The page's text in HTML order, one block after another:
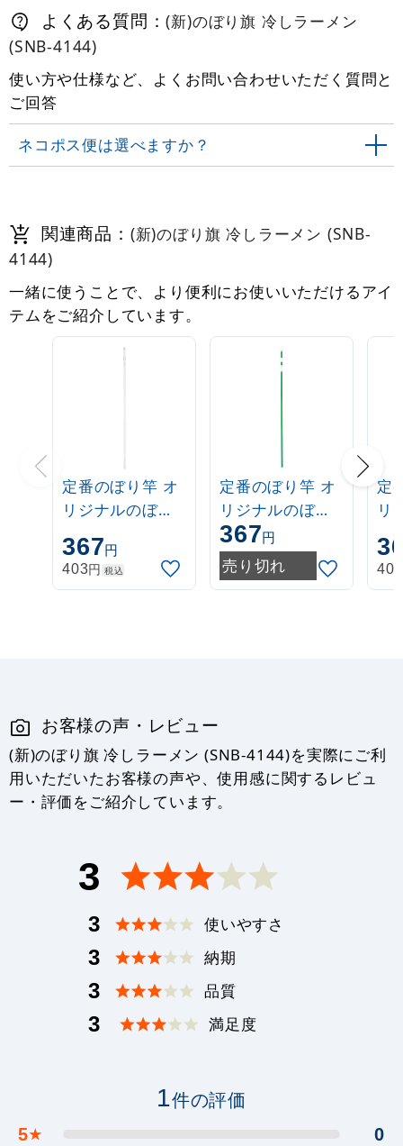
よくある質問：(新)のぼり旗 冷しラーメン
(SNB-4144)
使い方や仕様など、よくお問い合わせいただく質問と
ご回答
ネコポス便は選べますか？
関連商品： (新)のぼり旗 冷しラーメン (SNB-
4144)
一緒に使うことで、より便利にお使いいただけるアイ
テムをご紹介しています。
定番のぼり竿 オ
リジナルのぼり
ポール 1.6～3m
伸縮式 白
(30537***)
367円
403円 税込
定番のぼり竿 オ
リジナルのぼり
ポール 1.6～3m
伸縮式 緑
(30537GRN)
367円
売り切れ
定
リ
ポ
伸
403
お客様の声・レビュー
(新)のぼり旗 冷しラーメン (SNB-4144)を実際にご利
用いただいたお客様の声や、使用感に関するレビュ
ー・評価をご紹介しています。
3
3 使いやすさ
3 納期
3 品質
3 満足度
1件の評価
5★
0